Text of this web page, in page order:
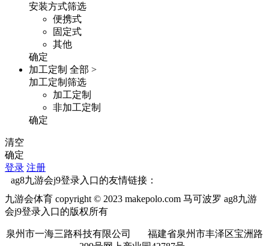
安装方式筛选
便携式
固定式
其他
确定
加工定制 全部 >
加工定制筛选
加工定制
非加工定制
确定
清空
确定
登录 注册
ag8九游会j9登录入口的友情链接：
九游会体育 copyright © 2023 makepolo.com 马可波罗 ag8九游
会j9登录入口的版权所有
泉州市一海三路科技有限公司 福建省泉州市丰泽区宝洲路